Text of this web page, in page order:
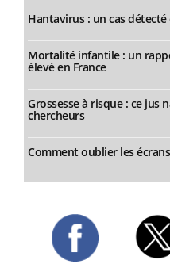
Hantavirus : un cas
Mortalité infantile : un
élevé en France
Grossesse à risque : ce
chercheurs
Comment oublier les